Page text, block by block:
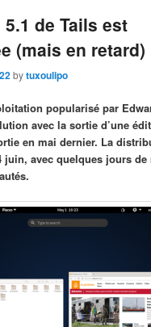
de Tails est
(mais en retard)
bytuxoulipo
popularisé par
avec la sortie d’une
en mai dernier. La
juin, avec quelques jours de